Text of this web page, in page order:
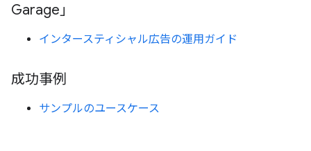
Garage」
インタースティシャル広告の運用ガイド
成功事例
サンプルのユースケース